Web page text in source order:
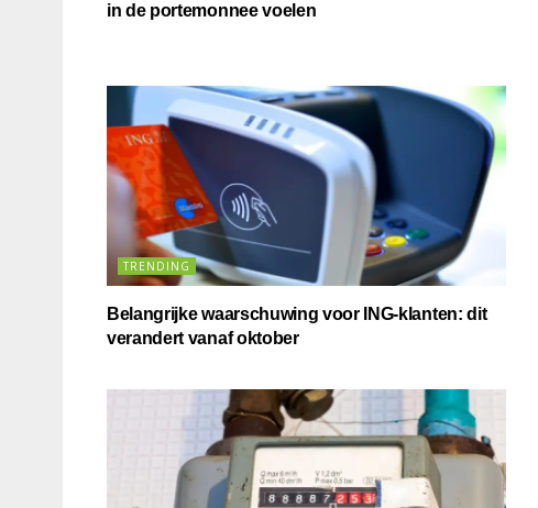
in de portemonnee voelen
TRENDING
Belangrijke waarschuwing voor ING-klanten: dit
verandert vanaf oktober